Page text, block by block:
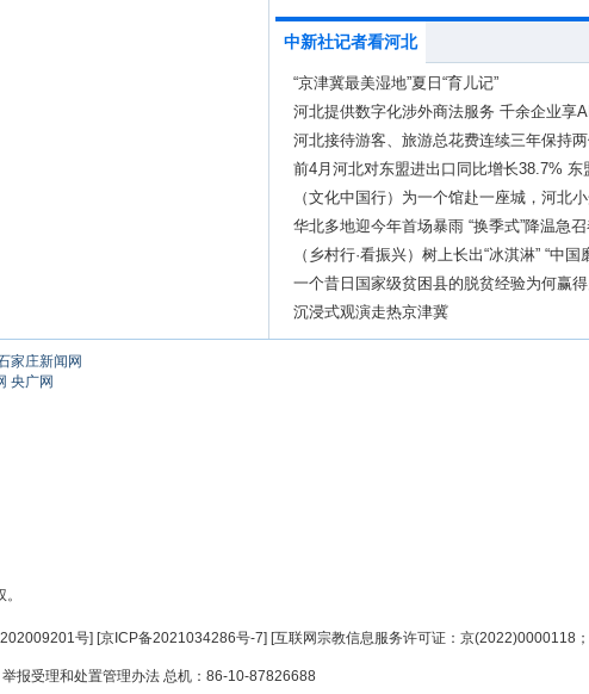
中新社记者看河北
“京津冀最美湿地”夏日“育儿记”
河北提供数字化涉外商法服务 千余企业享
河北接待游客、旅游总花费连续三年保持
前4月河北对东盟进出口同比增长38.7% 东
伙伴
（文化中国行）为一个馆赴一座城，河北
频“出圈”
华北多地迎今年首场暴雨 “换季式”降温急召
（乡村行·看振兴）树上长出“冰淇淋” “中国
出新产业
一个昔日国家级贫困县的脱贫经验为何赢
赞？
沉浸式观演走热京津冀
家庄新闻网
央广网
号] [京ICP备2021034286号-7] [互联网宗教信息服务许可证：京(2022)0000118
举报受理和处置管理办法 总机：86-10-87826688